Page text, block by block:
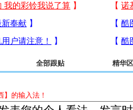
全部跟贴 精华区
】的输入法！